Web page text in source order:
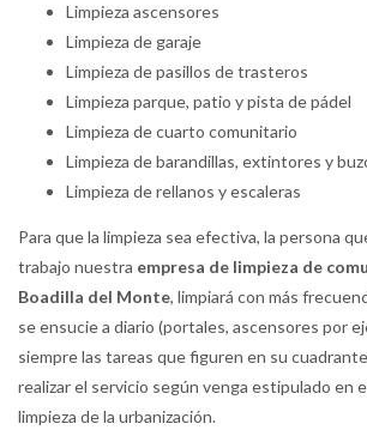
Limpieza ascensores
Limpieza de garaje
Limpieza de pasillos de trasteros
Limpieza parque, patio y pista de pádel
Limpieza de cuarto comunitario
Limpieza de barandillas, extintores y
Limpieza de rellanos y escaleras
Para que la limpieza sea efectiva, la persona
trabajo nuestra empresa de limpieza de
Boadilla del Monte, limpiará con más
se ensucie a diario (portales, ascensores por
siempre las tareas que figuren en su
realizar el servicio según venga estipulado en
limpieza de la urbanización.